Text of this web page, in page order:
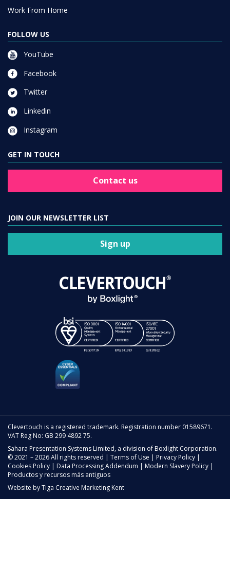
Work From Home
FOLLOW US
YouTube
Facebook
Twitter
Linkedin
Instagram
GET IN TOUCH
Contact us
JOIN OUR NEWSLETTER LIST
Sign up
Clevertouch is a registered trademark. Registration number 01589671.
VAT Reg No: GB 299 4892 75.
Sahara Presentation Systems Limited, a division of Boxlight Corporation.
© 2021 – 2026 All rights reserved | Terms of Use | Privacy Policy |
Cookies Policy | Data Processing Addendum | Modern Slavery Policy |
Productos y recursos más antiguos
Website byTiga Creative Marketing Kent